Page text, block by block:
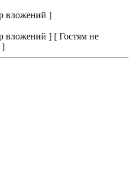
вложений ]
вложений ] [ Гостям не
]